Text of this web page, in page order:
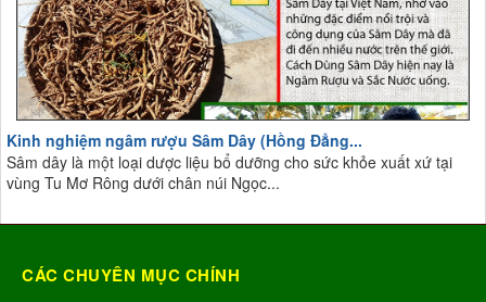
Kinh nghiệm ngâm rượu Sâm Dây (Hồng Đẳng...
Sâm dây là một loại dược liệu bổ dưỡng cho sức khỏe xuất xứ tại
vùng Tu Mơ Rông dưới chân núi Ngọc...
CÁC CHUYÊN MỤC CHÍNH